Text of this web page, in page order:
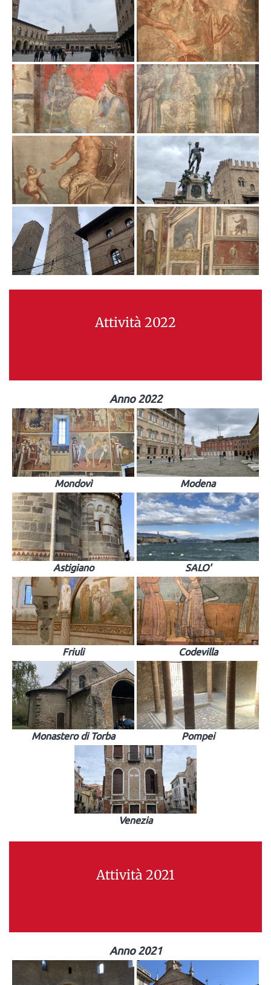
Attività 2022
Anno 2022
Mondovì Modena
Astigiano SALO'
Friuli Codevilla
Monastero di Torba Pompei
Venezia
Attività 2021
Anno 2021